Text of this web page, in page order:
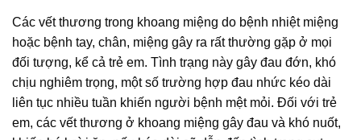
Các vết thương trong khoang miệng do bệnh nhiệt miệng
hoặc bệnh tay, chân, miệng gây ra rất thường gặp ở mọi
đối tượng, kể cả trẻ em. Tình trạng này gây đau đớn, khó
chịu nghiêm trọng, một số trường hợp đau nhức kéo dài
liên tục nhiều tuần khiến người bệnh mệt mỏi. Đối với trẻ
em, các vết thương ở khoang miệng gây đau và khó nuốt,